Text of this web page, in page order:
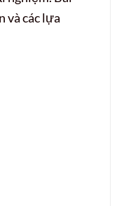
và các lựa